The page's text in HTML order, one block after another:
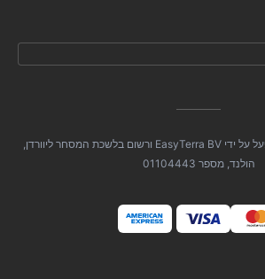
אתר זה הוא בבעלות ומופעל על ידי EasyTerra BV ורשום בלשכת המסחר ליוורדן,
הולנד, מספר 01104443